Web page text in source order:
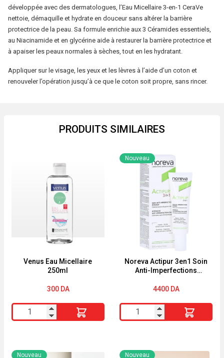
développée avec des dermatologues, l’Eau Micellaire 3-en-1 CeraVe
nettoie, démaquille et hydrate en douceur sans altérer la barrière
protectrice de la peau. Sa formule enrichie aux 3 Céramides essentiels,
au Niacinamide et en glycérine aide à restaurer la barrière protectrice et
à apaiser les peaux normales à sèches, tout en les hydratant.
Appliquer sur le visage, les yeux et les lèvres à l’aide d’un coton et
renouveler l’opération jusqu’à ce que le coton soit propre, sans rincer.
PRODUITS SIMILAIRES
Venus Eau Micellaire
250ml
300 DA
quantité
de
Eau
Noreva Actipur 3en1 Soin
Anti-Imperfections
Nouveau
4400 DA
quantité
de
Actipur
Nouveau Nouveau